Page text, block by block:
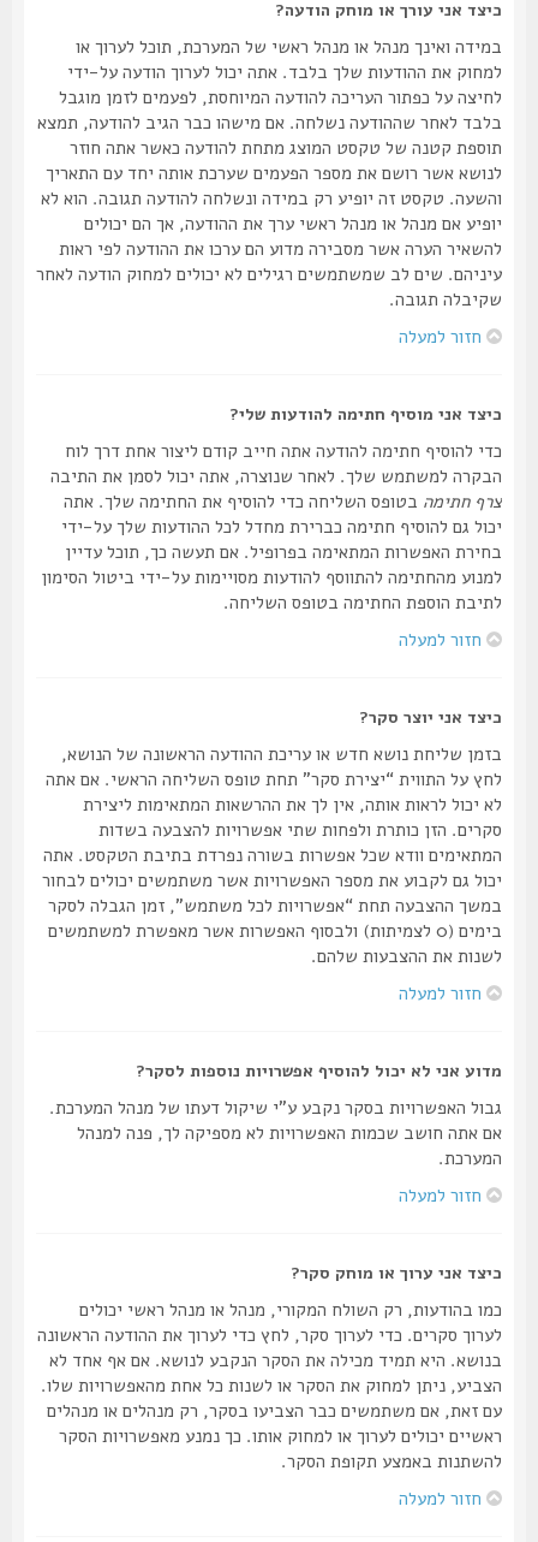
כיצד אני עורך או מוחק הודעה?
במידה ואינך מנהל או מנהל ראשי של המערכת, תוכל לערוך או
למחוק את ההודעות שלך בלבד. אתה יכול לערוך הודעה על-ידי
לחיצה על כפתור העריכה להודעה המיוחסת, לפעמים לזמן מוגבל
בלבד לאחר שההודעה נשלחה. אם מישהו כבר הגיב להודעה, תמצא
תוספת קטנה של טקסט המוצג מתחת להודעה כאשר אתה חוזר
לנושא אשר רושם את מספר הפעמים שערכת אותה יחד עם התאריך
והשעה. טקסט זה יופיע רק במידה ונשלחה להודעה תגובה. הוא לא
יופיע אם מנהל או מנהל ראשי ערך את ההודעה, אך הם יכולים
להשאיר הערה אשר מסבירה מדוע הם ערכו את ההודעה לפי ראות
עיניהם. שים לב שמשתמשים רגילים לא יכולים למחוק הודעה לאחר
שקיבלה תגובה.
חזור למעלה
כיצד אני מוסיף חתימה להודעות שלי?
כדי להוסיף חתימה להודעה אתה חייב קודם ליצור אחת דרך לוח
הבקרה למשתמש שלך. לאחר שנוצרה, אתה יכול לסמן את התיבה
צרף חתימהבטופס השליחה כדי להוסיף את החתימה שלך. אתה
יכול גם להוסיף חתימה כברירת מחדל לכל ההודעות שלך על-ידי
בחירת האפשרות המתאימה בפרופיל. אם תעשה כך, תוכל עדיין
למנוע מהחתימה להתווסף להודעות מסויימות על-ידי ביטול הסימון
לתיבת הוספת החתימה בטופס השליחה.
חזור למעלה
כיצד אני יוצר סקר?
בזמן שליחת נושא חדש או עריכת ההודעה הראשונה של הנושא,
לחץ על התווית “יצירת סקר” תחת טופס השליחה הראשי. אם אתה
לא יכול לראות אותה, אין לך את ההרשאות המתאימות ליצירת
סקרים. הזן כותרת ולפחות שתי אפשרויות להצבעה בשדות
המתאימים וודא שכל אפשרות בשורה נפרדת בתיבת הטקסט. אתה
יכול גם לקבוע את מספר האפשרויות אשר משתמשים יכולים לבחור
במשך ההצבעה תחת “אפשרויות לכל משתמש”, זמן הגבלה לסקר
בימים (0 לצמיתות) ולבסוף האפשרות אשר מאפשרת למשתמשים
לשנות את ההצבעות שלהם.
חזור למעלה
מדוע אני לא יכול להוסיף אפשרויות נוספות לסקר?
גבול האפשרויות בסקר נקבע ע"י שיקול דעתו של מנהל המערכת.
אם אתה חושב שכמות האפשרויות לא מספיקה לך, פנה למנהל
המערכת.
חזור למעלה
כיצד אני ערוך או מוחק סקר?
כמו בהודעות, רק השולח המקורי, מנהל או מנהל ראשי יכולים
לערוך סקרים. כדי לערוך סקר, לחץ כדי לערוך את ההודעה הראשונה
בנושא. היא תמיד מכילה את הסקר הנקבע לנושא. אם אף אחד לא
הצביע, ניתן למחוק את הסקר או לשנות כל אחת מהאפשרויות שלו.
עם זאת, אם משתמשים כבר הצביעו בסקר, רק מנהלים או מנהלים
ראשיים יכולים לערוך או למחוק אותו. כך נמנע מאפשרויות הסקר
להשתנות באמצע תקופת הסקר.
חזור למעלה